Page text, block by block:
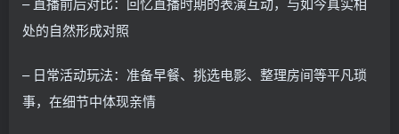
处的自然形成对照
– 日常活动玩法：准备早餐、挑选电影、整理房间等平凡琐
事，在细节中体现亲情